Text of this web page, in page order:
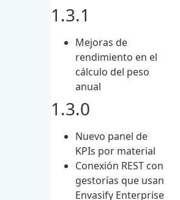
1.3.1
Mejoras de
rendimiento en el
cálculo del peso
anual
1.3.0
Nuevo panel de
KPIs por material
Conexión REST con
gestorías que usan
Envasify Enterprise